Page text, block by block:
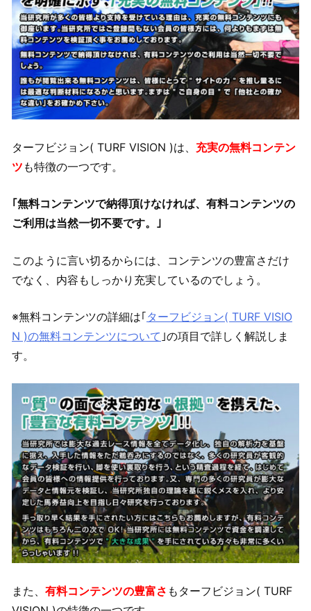
ターフビジョン( TURF VISION )は、 充実の無料コンテン
ツ も特徴の一つです。
｢無料コンテンツで納得頂けなければ、有料コンテンツの
ご利用は当然一切不要です。｣
このように言い切るからには、コンテンツの豊富さだけ
でなく、内容もしっかり充実しているのでしょう。
※無料コンテンツの詳細は｢ターフビジョン( TURF VISIO
N )の無料コンテンツについて ｣の項目で詳しく解説しま
す。
また、 有料コンテンツの豊富さ もターフビジョン( TURF